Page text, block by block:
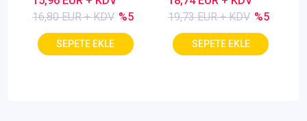
16,80 EUR + KDV %5 19,73 EUR + KDV %5